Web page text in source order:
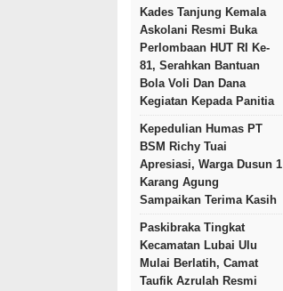
Kades Tanjung Kemala
Askolani Resmi Buka
Perlombaan HUT RI Ke-
81, Serahkan Bantuan
Bola Voli Dan Dana
Kegiatan Kepada Panitia
Kepedulian Humas PT
BSM Richy Tuai
Apresiasi, Warga Dusun 1
Karang Agung
Sampaikan Terima Kasih
Paskibraka Tingkat
Kecamatan Lubai Ulu
Mulai Berlatih, Camat
Taufik Azrulah Resmi